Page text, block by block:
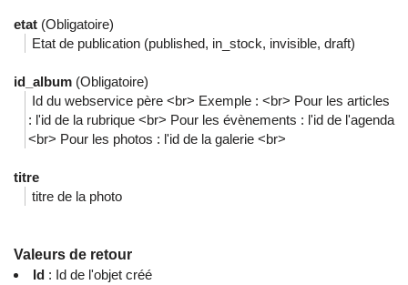
etat (Obligatoire)
Etat de publication (published, in_stock, invisible, draft)
id_album (Obligatoire)
Id du webservice père <br> Exemple : <br> Pour les articles
: l'id de la rubrique <br> Pour les évènements : l'id de l'agenda
<br> Pour les photos : l'id de la galerie <br>
titre
titre de la photo
Valeurs de retour
Id : Id de l'objet créé